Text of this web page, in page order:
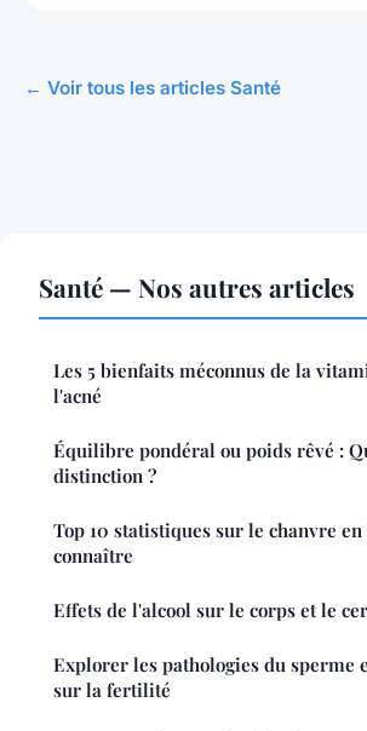
← Voir tous les articles Santé
Santé — Nos autres articles
Les 5 bienfaits méconnus de la
l'acné
Équilibre pondéral ou poids rêvé :
distinction ?
Top 10 statistiques sur le chanvre en
connaître
Effets de l'alcool sur le corps et le
Explorer les pathologies du sperme
sur la fertilité